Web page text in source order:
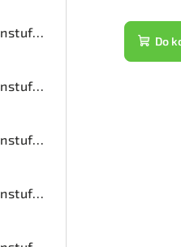
Predné brzdové platne Greenstuff 2000 (DP21336)
Predné brzdové platne Greenstuff 2000 (DP21723)
Predné brzdové platne Greenstuff 2000 (DP21031/2)
Predné brzdové platne Greenstuff 2000 (DP2753/2)
Do